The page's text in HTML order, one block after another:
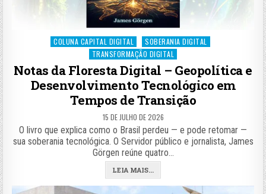
Posted
COLUNA CAPITAL DIGITAL
SOBERANIA DIGITAL
TRANSFORMAÇÃO DIGITAL
Notas da Floresta Digital – Geopolítica e
Desenvolvimento Tecnológico em
Tempos de Transição
15 DE JULHO DE 2026
O livro que explica como o Brasil perdeu — e pode retomar —
sua soberania tecnológica. O Servidor público e jornalista, James
Görgen reúne quatro…
LEIA MAIS...